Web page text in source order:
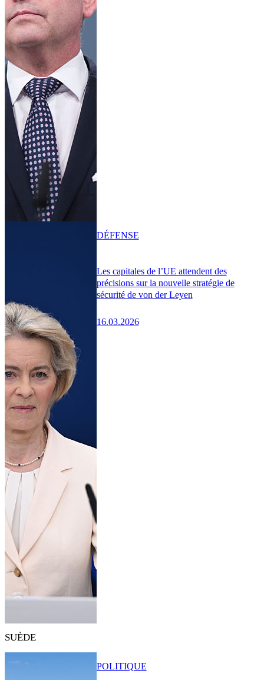
Les capitales de l’UE attendent des
précisions sur la nouvelle stratégie de
sécurité de von der Leyen
16.03.2026
DÉFENSE
SUÈDE
POLITIQUE